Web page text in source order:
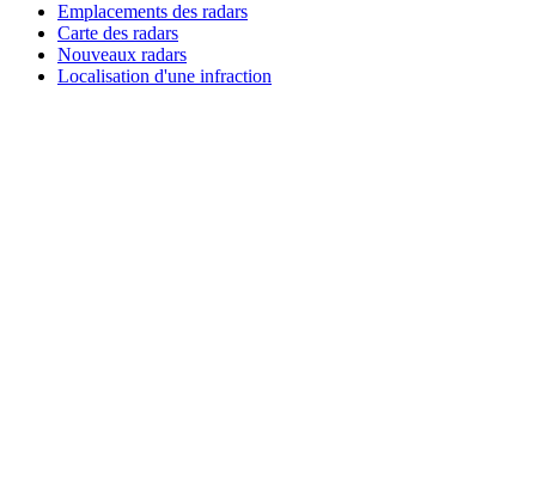
Emplacements des radars
Carte des radars
Nouveaux radars
Localisation d'une infraction